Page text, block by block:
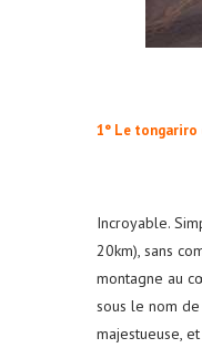
1° Le tongariro
Incroyable.
20km), sans
montagne au
sous le nom
majestueuse,